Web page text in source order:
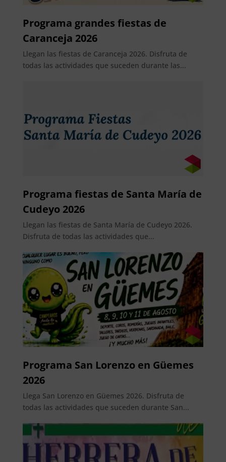
Programa grandes fiestas de
Caranceja 2026
Llegan las fiestas de Caranceja 2026. Disfruta de
todas las actividades que suceden durante las...
Programa fiestas de Santa María de
Cudeyo 2026
Llegan las fiestas de Santa María de Cudeyo 2026.
Disfruta de todas las actividades que...
Programa San Lorenzo en Güemes
2026
Llega San Lorenzo en Güemes 2026. Disfruta de
todas las actividades que suceden durante San...